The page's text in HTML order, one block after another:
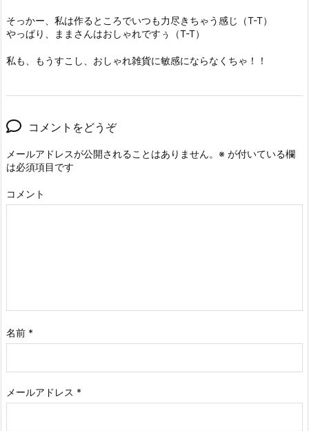
そっかー、私は作るところでいつも力尽きちゃう感じ（T-T）
やっぱり、ままさんはおしゃれですぅ（T-T）
私も、もうすこし、おしゃれ雑貨に敏感にならなくちゃ！！
コメントをどうぞ
メールアドレスが公開されることはありません。 ※ が付いている欄
は必須項目です
コメント
名前 *
メールアドレス *